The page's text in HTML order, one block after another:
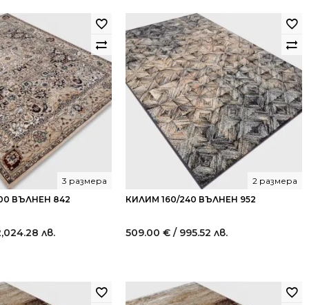
ВЪЛНЕН 842
3 размера
лв.
КИЛИМ 160/240 ВЪЛНЕН 952
2 размера
509.00 € / 995.52 лв.